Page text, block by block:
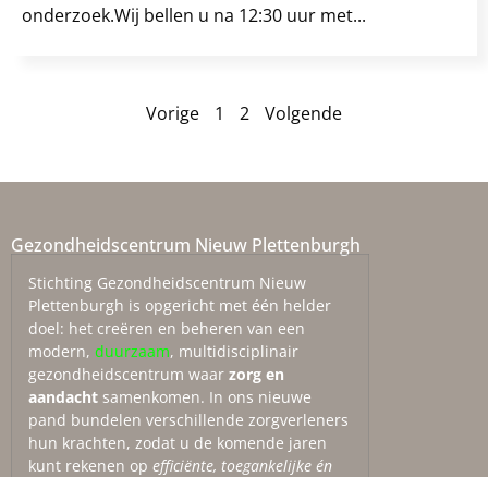
onderzoek.Wij bellen u na 12:30 uur met...
Vorige 1 2 Volgende
Gezondheidscentrum Nieuw Plettenburgh
Stichting Gezondheidscentrum Nieuw
Plettenburgh is opgericht met één helder
doel: het creëren en beheren van een
modern, duurzaam, multidisciplinair
gezondheidscentrum waar zorg en
aandacht samenkomen. In ons nieuwe
pand bundelen verschillende zorgverleners
hun krachten, zodat u de komende jaren
kunt rekenen op efficiënte, toegankelijke én